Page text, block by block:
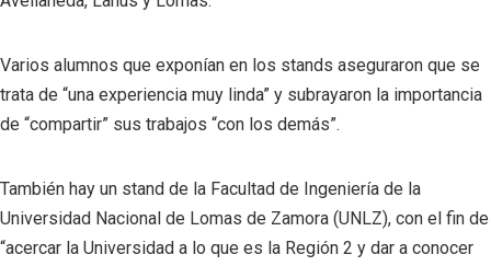
Varios alumnos que exponían en los stands aseguraron que se
trata de “una experiencia muy linda” y subrayaron la importancia
de “compartir” sus trabajos “con los demás”.
También hay un stand de la Facultad de Ingeniería de la
Universidad Nacional de Lomas de Zamora (UNLZ), con el fin de
“acercar la Universidad a lo que es la Región 2 y dar a conocer